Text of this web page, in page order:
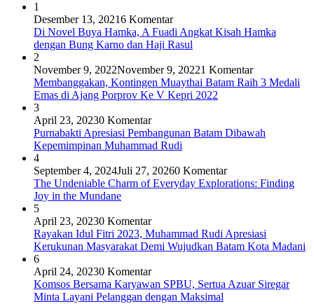
1
Desember 13, 20216 Komentar
Di Novel Buya Hamka, A Fuadi Angkat Kisah Hamka
dengan Bung Karno dan Haji Rasul
2
November 9, 2022November 9, 20221 Komentar
Membanggakan, Kontingen Muaythai Batam Raih 3 Medali
Emas di Ajang Porprov Ke V Kepri 2022
3
April 23, 20230 Komentar
Purnabakti Apresiasi Pembangunan Batam Dibawah
Kepemimpinan Muhammad Rudi
4
September 4, 2024Juli 27, 20260 Komentar
The Undeniable Charm of Everyday Explorations: Finding
Joy in the Mundane
5
April 23, 20230 Komentar
Rayakan Idul Fitri 2023, Muhammad Rudi Apresiasi
Kerukunan Masyarakat Demi Wujudkan Batam Kota Madani
6
April 24, 20230 Komentar
Komsos Bersama Karyawan SPBU, Sertua Azuar Siregar
Minta Layani Pelanggan dengan Maksimal